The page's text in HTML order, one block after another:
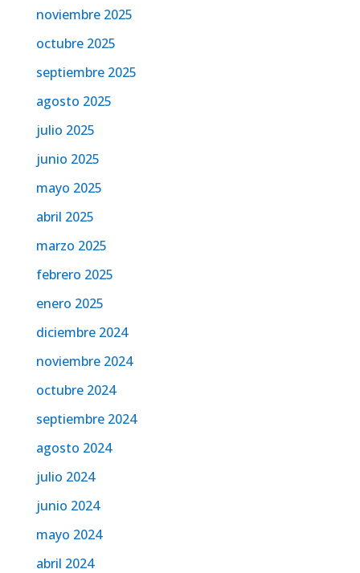
noviembre 2025
octubre 2025
septiembre 2025
agosto 2025
julio 2025
junio 2025
mayo 2025
abril 2025
marzo 2025
febrero 2025
enero 2025
diciembre 2024
noviembre 2024
octubre 2024
septiembre 2024
agosto 2024
julio 2024
junio 2024
mayo 2024
abril 2024